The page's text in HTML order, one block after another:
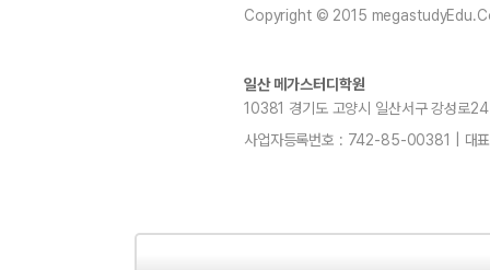
Copyright © 2015
일산 메가스터디학원
10381 경기도 고양시 일산서구 강성
사업자등록번호 : 742-85-00381 | 대표